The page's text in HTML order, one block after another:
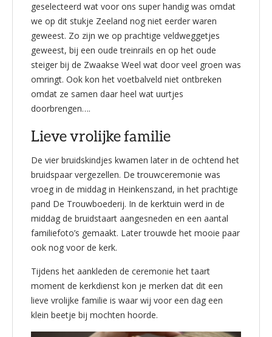
geselecteerd wat voor ons super handig was omdat
we op dit stukje Zeeland nog niet eerder waren
geweest. Zo zijn we op prachtige veldweggetjes
geweest, bij een oude treinrails en op het oude
steiger bij de Zwaakse Weel wat door veel groen was
omringt. Ook kon het voetbalveld niet ontbreken
omdat ze samen daar heel wat uurtjes
doorbrengen….
Lieve vrolijke familie
De vier bruidskindjes kwamen later in de ochtend het
bruidspaar vergezellen. De trouwceremonie was
vroeg in de middag in Heinkenszand, in het prachtige
pand De Trouwboederij. In de kerktuin werd in de
middag de bruidstaart aangesneden en een aantal
familiefoto’s gemaakt. Later trouwde het mooie paar
ook nog voor de kerk.
Tijdens het aankleden de ceremonie het taart
moment de kerkdienst kon je merken dat dit een
lieve vrolijke familie is waar wij voor een dag een
klein beetje bij mochten hoorde.